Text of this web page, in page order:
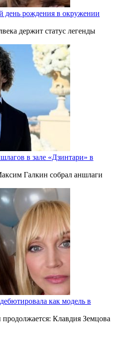
день рождения в окружении
держит статус легенды
в зале «Дзинтари» в
Галкин собрал аншлаги
как модель в
Клавдия Земцова